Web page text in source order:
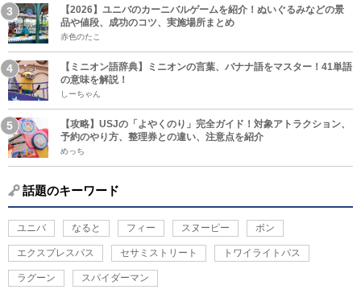
【2026】ユニバのカーニバルゲームを紹介！ぬいぐるみなどの景
品や値段、成功のコツ、実施場所まとめ
赤色のたこ
【ミニオン語辞典】ミニオンの言葉、バナナ語をマスター！41単語
の意味を解説！
しーちゃん
【攻略】USJの「よやくのり」完全ガイド！対象アトラクション、
予約のやり方、整理券との違い、注意点を紹介
めっち
話題のキーワード
ユニバ なると フィー スヌーピー ボン
エクスプレスパス セサミストリート トワイライトパス
ラグーン スパイダーマン